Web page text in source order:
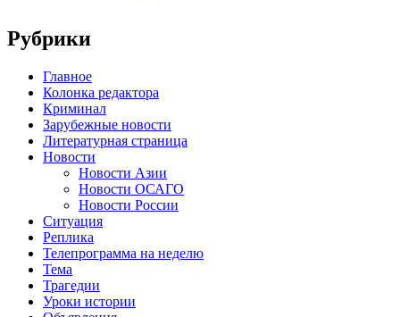
Рубрики
Главное
Колонка редактора
Криминал
Зарубежные новости
Литературная страница
Новости
Новости Азии
Новости ОСАГО
Новости России
Ситуация
Реплика
Телепрограмма на неделю
Тема
Трагедии
Уроки истории